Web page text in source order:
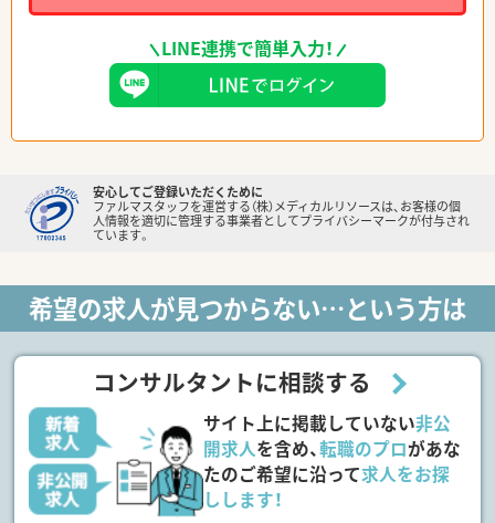
LINE連携で簡単入力！
安心してご登録いただくために
ファルマスタッフを運営する（株）メディカルリソースは、お客様の個
人情報を適切に管理する事業者としてプライバシーマークが付与され
ています。
希望の求人が見つからない…という方は
コンサルタントに相談する
サイト上に掲載していない非公
開求人を含め、転職のプロがあな
たのご希望に沿って求人をお探
しします！